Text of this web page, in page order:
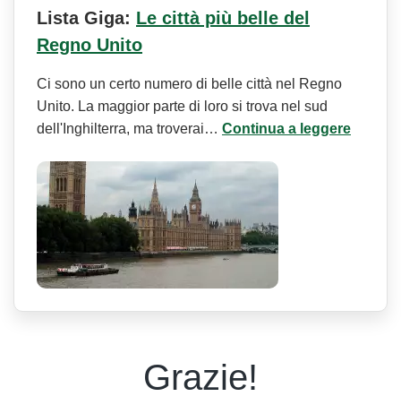
Lista Giga: Le città più belle del
Regno Unito
Ci sono un certo numero di belle città nel Regno
Unito. La maggior parte di loro si trova nel sud
dell'Inghilterra, ma troverai… Continua a leggere
Grazie!